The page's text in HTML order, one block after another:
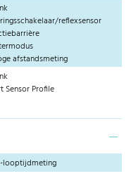
reflexsensor
afstandsmeting
Sensor Profile
looptijdmeting